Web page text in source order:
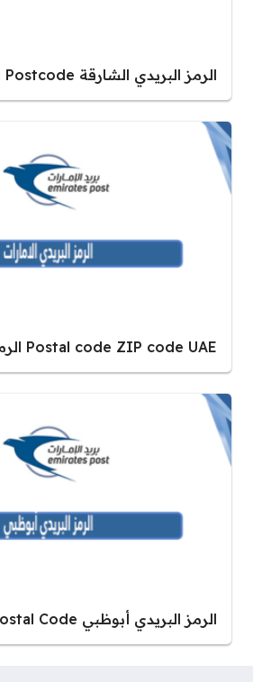
الرمز البريدي الشارقة Sharjah Postcode
Postal code ZIP code UAE الرمز البريدي الامارات
الرمز البريدي أبوظبي Abu Dhabi Postal Code